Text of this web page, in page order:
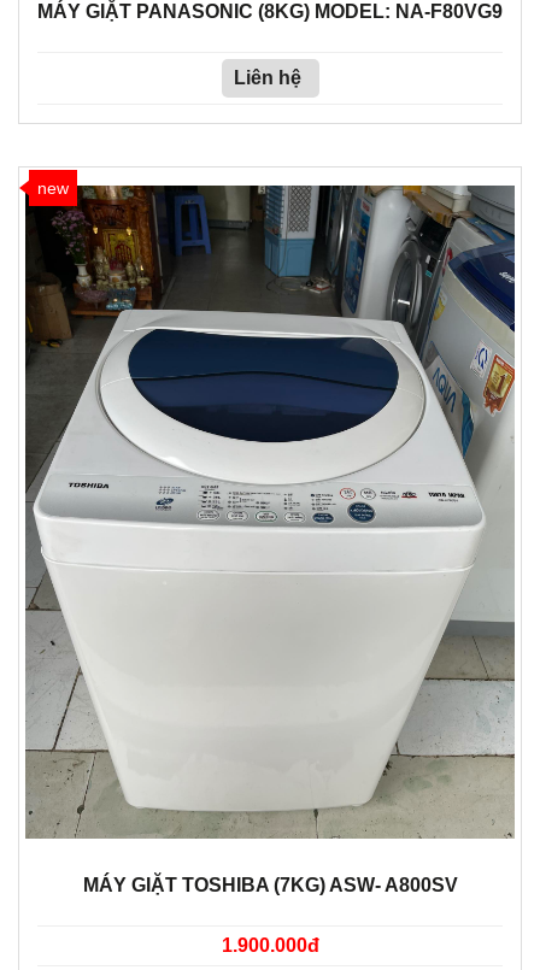
MÁY GIẶT PANASONIC (8KG) MODEL: NA-F80VG9
Liên hệ
new
MÁY GIẶT TOSHIBA (7KG) ASW- A800SV
1.900.000đ